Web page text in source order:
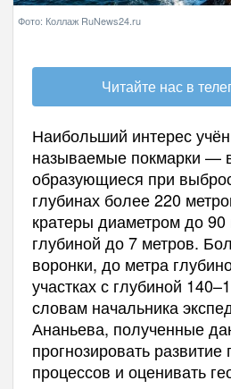
Фото: Коллаж RuNews24.ru
Читайте нас в
Наибольший интерес
называемые покмарки —
образующиеся при
глубинах более 220
кратеры диаметром до 90
глубиной до 7 метров.
воронки, до метра
участках с глубиной
словам начальника
Ананьева, полученные
прогнозировать
процессов и оценивать